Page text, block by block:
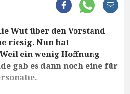
Wut über den Vorstand
riesig. Nun hat
ein wenig Hoffnung
gab es dann noch eine für